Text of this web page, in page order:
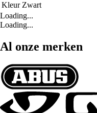
Kleur Zwart
Loading...
Loading...
Al onze merken